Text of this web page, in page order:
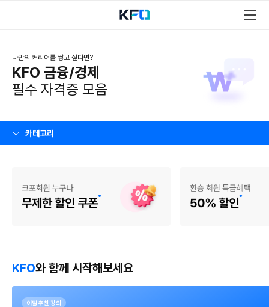
나만의 커리어를 쌓고 싶다면?
KFO 금융/경제
필수 자격증 모음
카테고리
KFO와 함께 시작해보세요
이달 추천 강의